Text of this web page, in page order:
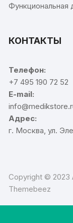
Функциональная
КОНТАКТЫ
Телефон:
+7 495 190 72 52
E-mail:
Адрес:
г. Москва, ул.
Copyright © 2023
Themebeez